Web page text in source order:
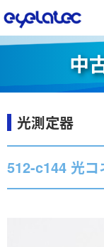
中
光測定器
512-c144 光コ